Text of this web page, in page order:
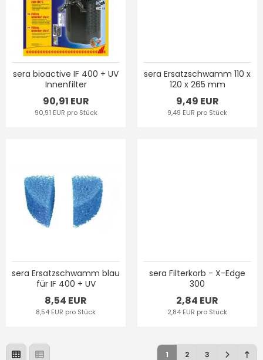
sera bioactive IF 400 + UV
Innenfilter
90,91 EUR
90,91 EUR pro Stück
sera Ersatzschwamm 110 x
120 x 265 mm
9,49 EUR
9,49 EUR pro Stück
sera Ersatzschwamm blau
für IF 400 + UV
8,54 EUR
8,54 EUR pro Stück
sera Filterkorb - X-Edge
300
2,84 EUR
2,84 EUR pro Stück
1 2 3